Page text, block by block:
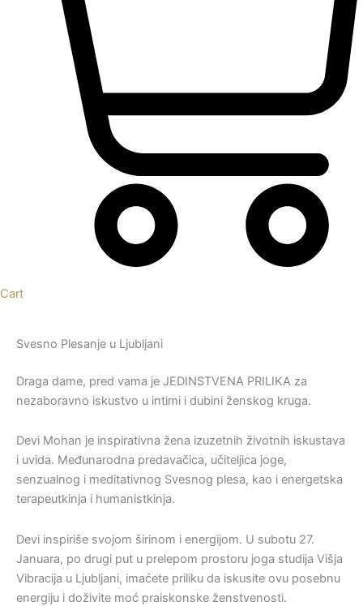
Cart
Svesno Plesanje u Ljubljani
Draga dame, pred vama je JEDINSTVENA PRILIKA za
nezaboravno iskustvo u intimi i dubini ženskog kruga.
Devi Mohan je inspirativna žena izuzetnih životnih iskustava
i uvida. Međunarodna predavačica, učiteljica joge,
senzualnog i meditativnog Svesnog plesa, kao i energetska
terapeutkinja i humanistkinja.
Devi inspiriše svojom širinom i energijom. U subotu 27.
Januara, po drugi put u prelepom prostoru joga studija Višja
Vibracija u Ljubljani, imaćete priliku da iskusite ovu posebnu
energiju i doživite moć praiskonske ženstvenosti.